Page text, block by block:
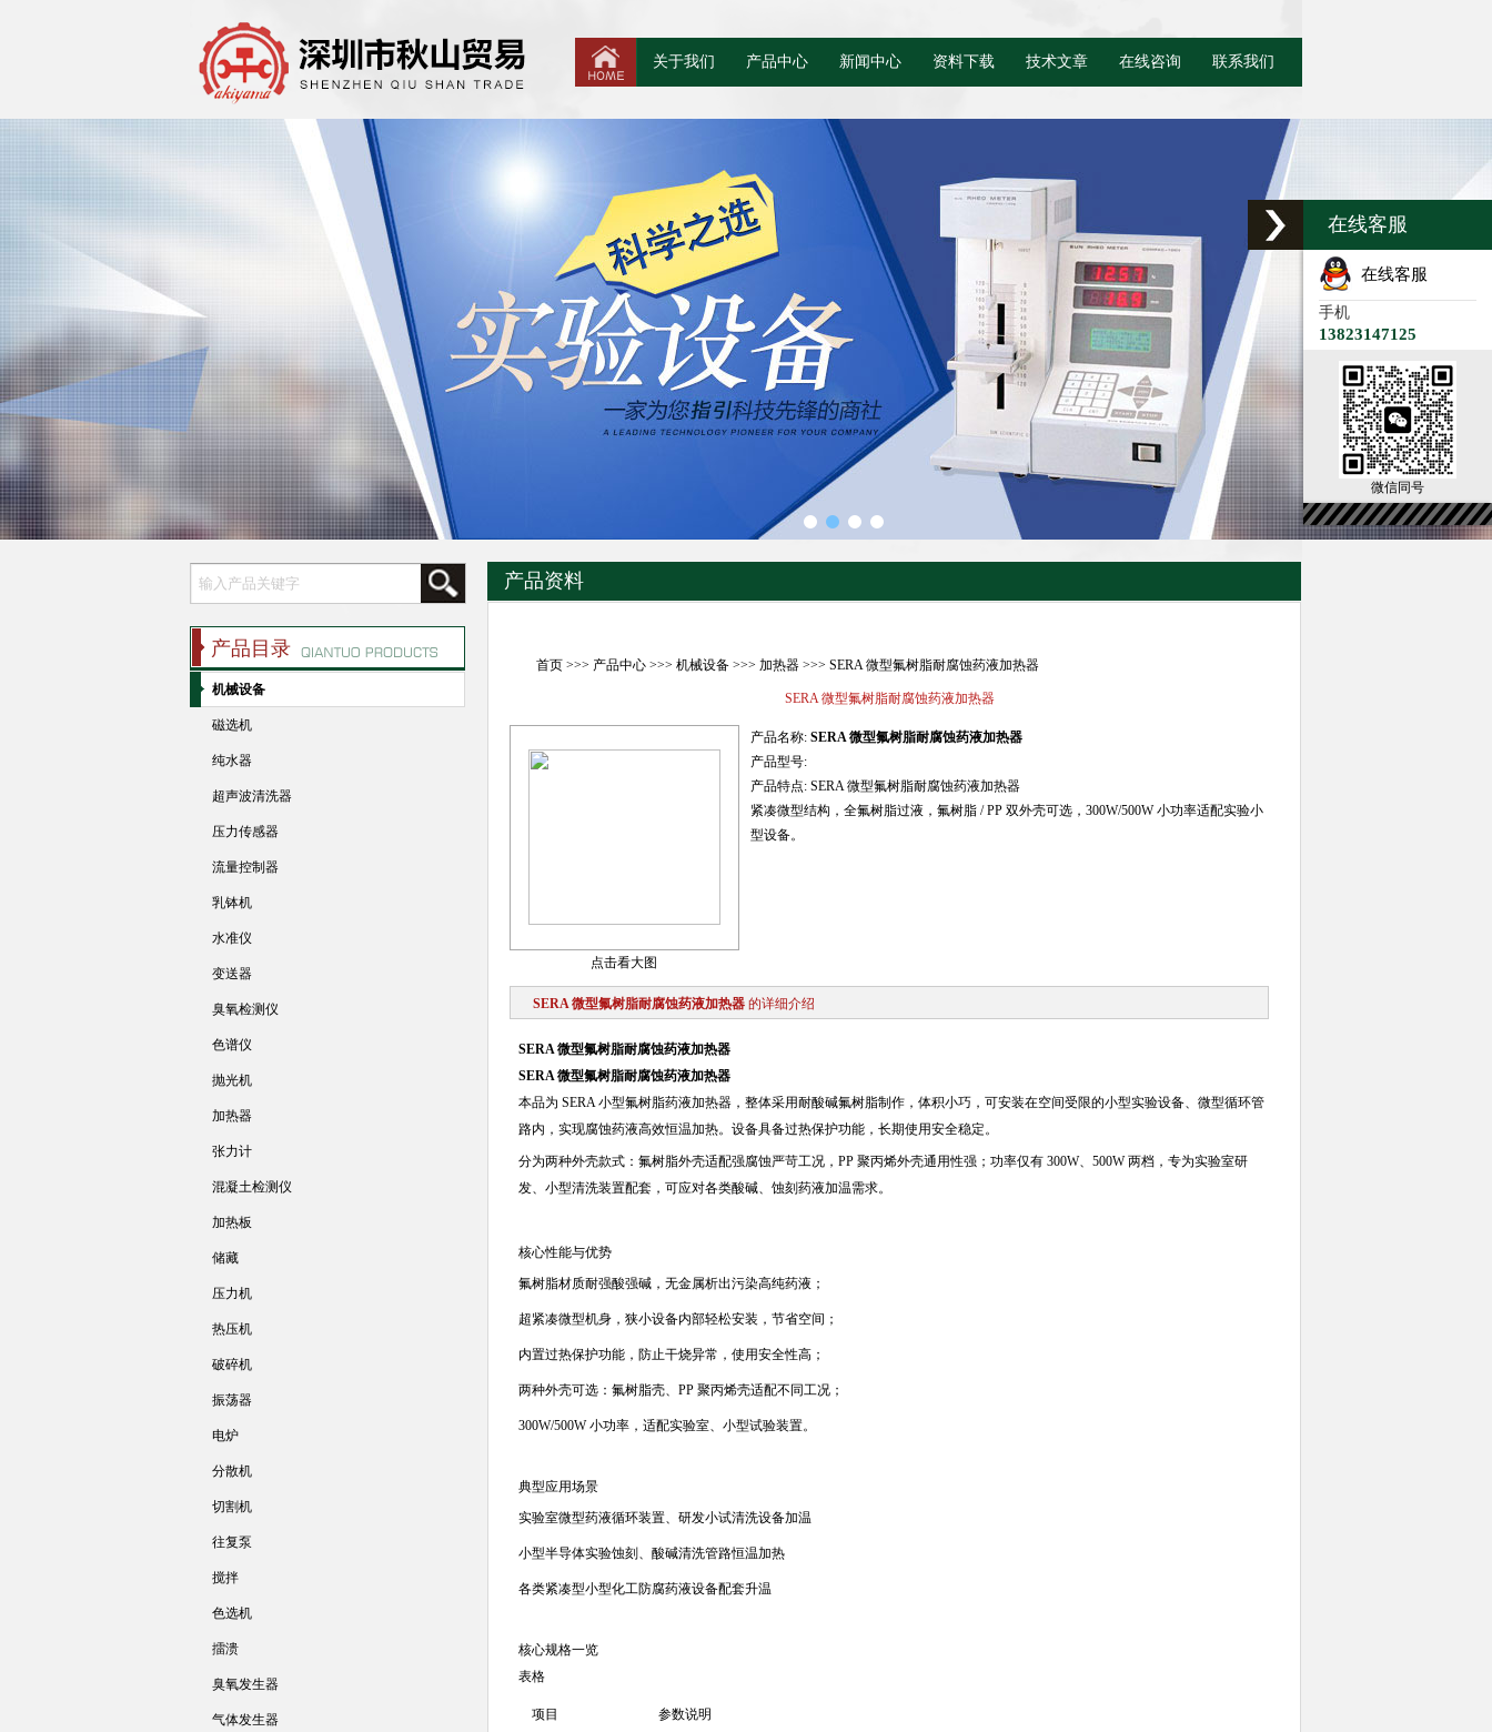
关于我们 产品中心 新闻中心 资料下载 技术文章 在线咨询 联系我们
产品资料
首页>>> 产品中心>>> 机械设备>>> 加热器>>> SERA 微型氟树脂耐腐蚀药液加热器
SERA 微型氟树脂耐腐蚀药液加热器
点击看大图
产品名称: SERA 微型氟树脂耐腐蚀药液加热器
产品型号:
产品特点: SERA 微型氟树脂耐腐蚀药液加热器
紧凑微型结构，全氟树脂过液，氟树脂 / PP 双外壳可选，300W/500W 小功率适配实验小
型设备。
SERA 微型氟树脂耐腐蚀药液加热器 的详细介绍
SERA 微型氟树脂耐腐蚀药液加热器
SERA 微型氟树脂耐腐蚀药液加热器
本品为 SERA 小型氟树脂药液加热器，整体采用耐酸碱氟树脂制作，体积小巧，可安装在空间受限的小型实验设备、微型循环管
路内，实现腐蚀药液高效恒温加热。设备具备过热保护功能，长期使用安全稳定。
分为两种外壳款式：氟树脂外壳适配强腐蚀严苛工况，PP 聚丙烯外壳通用性强；功率仅有 300W、500W 两档，专为实验室研
发、小型清洗装置配套，可应对各类酸碱、蚀刻药液加温需求。
核心性能与优势
氟树脂材质耐强酸强碱，无金属析出污染高纯药液；
超紧凑微型机身，狭小设备内部轻松安装，节省空间；
内置过热保护功能，防止干烧异常，使用安全性高；
两种外壳可选：氟树脂壳、PP 聚丙烯壳适配不同工况；
300W/500W 小功率，适配实验室、小型试验装置。
典型应用场景
实验室微型药液循环装置、研发小试清洗设备加温
小型半导体实验蚀刻、酸碱清洗管路恒温加热
各类紧凑型小型化工防腐药液设备配套升温
核心规格一览
表格
项目
参数说明
产品目录
机械设备
磁选机
纯水器
超声波清洗器
压力传感器
流量控制器
乳钵机
水准仪
变送器
臭氧检测仪
色谱仪
抛光机
加热器
张力计
混凝土检测仪
加热板
储藏
压力机
热压机
破碎机
振荡器
电炉
分散机
切割机
往复泵
搅拌
色选机
擂溃
臭氧发生器
气体发生器
在线客服
在线客服
手机
13823147125
微信同号